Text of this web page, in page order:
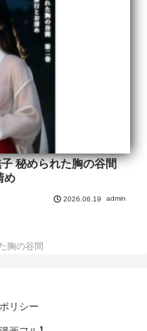
秘められた胸の谷間
め
2026.06.19 admin
胸の谷間
リシー